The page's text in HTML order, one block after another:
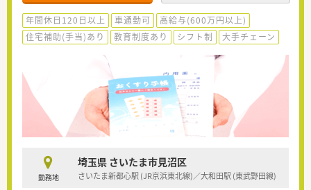
年間休日120日以上 車通勤可
高給与(600万円以上)
住宅補助(手当)あり
教育制度あり シフト制 大手チェーン
勤務地
埼玉県 さいたま市見沼区
さいたま新都心駅 (JR京浜東北線)／大和田駅 (東武野田線)